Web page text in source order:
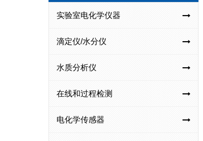
实验室电化学仪器
滴定仪/水分仪
水质分析仪
在线和过程检测
电化学传感器